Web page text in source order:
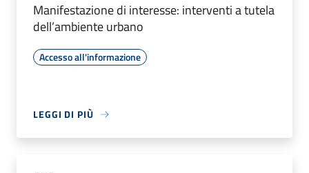
Manifestazione di interesse: interventi a tutela
dell’ambiente urbano
Accesso all'informazione
LEGGI DI PIÙ